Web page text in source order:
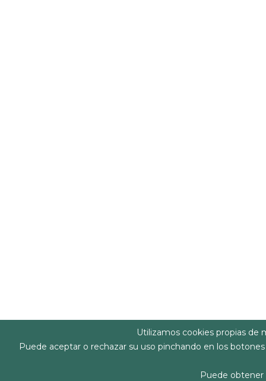
Utilizamos cookies propias
Puede aceptar o rechazar su uso pinchando en los
Puede